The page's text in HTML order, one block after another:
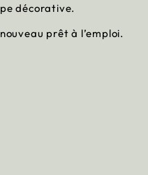
décorative.
prêt à l’emploi.